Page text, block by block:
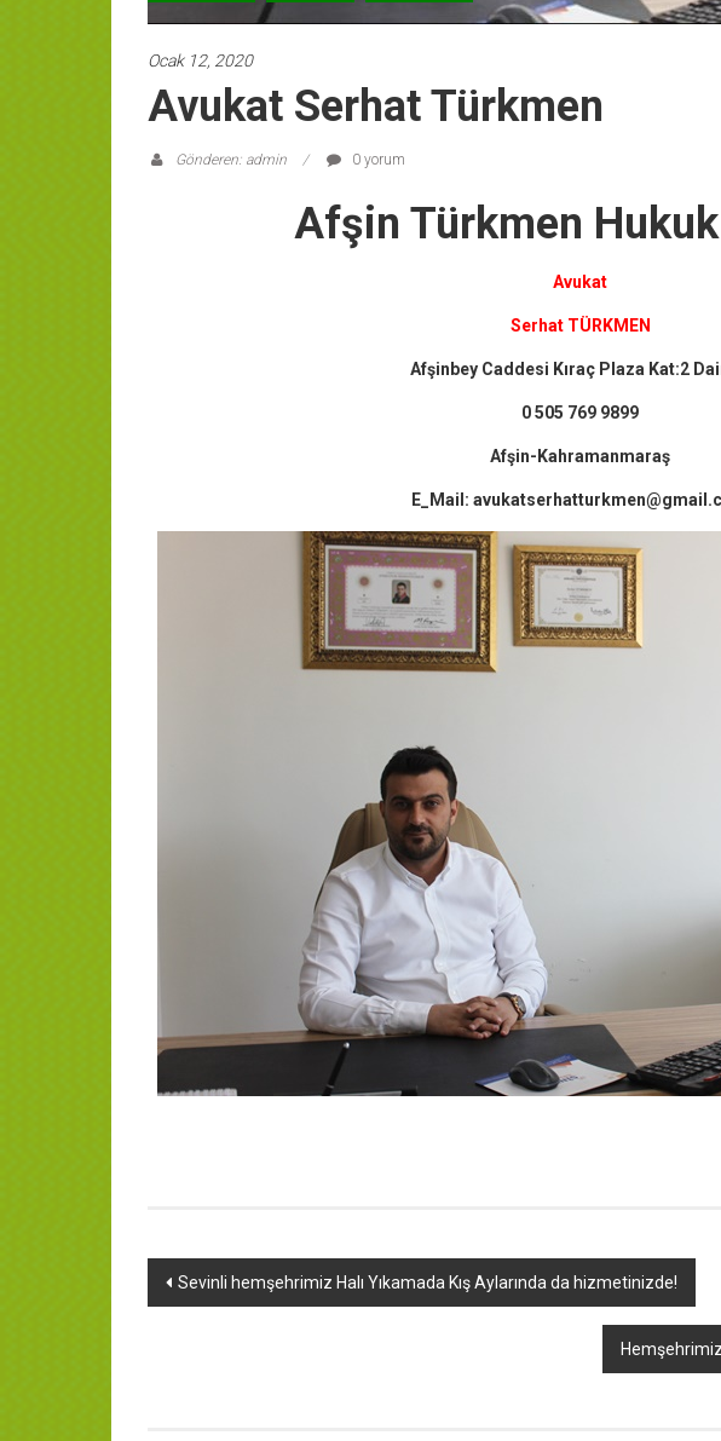
Ocak 12, 2020
Avukat Serhat Türkmen
Gönderen: admin 0 yorum
Afşin Türkmen
Avukat
Serhat TÜRKMEN
Afşinbey Caddesi Kıraç Plaza Kat:2
0 505 769 9899
Afşin-Kahramanmaraş
E_Mail:
Yazı
Sevinli hemşehrimiz Halı Yıkamada Kış Aylarında da hizmetinizde!